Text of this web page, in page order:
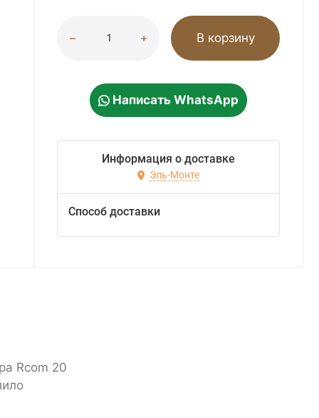
В корзину
Написать WhatsApp
Информация о доставке
Эль-Монте
Способ доставки
Rcom 20